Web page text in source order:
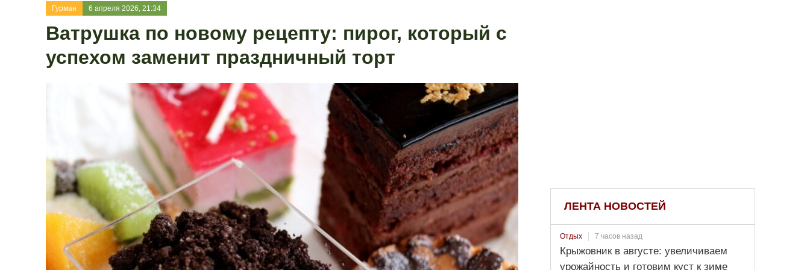
Гурман 6 апреля 2026, 21:34
Ватрушка по новому рецепту: пирог, который с
успехом заменит праздничный торт
ЛЕНТА НОВОСТЕЙ
Отдых 7 часов назад
Крыжовник в августе: увеличиваем
урожайность и готовим куст к зиме